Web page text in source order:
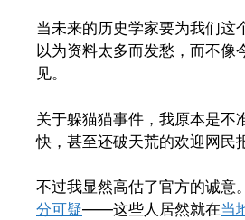
当未来的历史学家要为我们这
以为资料太多而发愁，而不像
见。
关于躲猫猫事件，我原本是不
快，甚至还破天荒的欢迎网民
不过我显然高估了官方的诚意
分可疑——这些人居然就在当